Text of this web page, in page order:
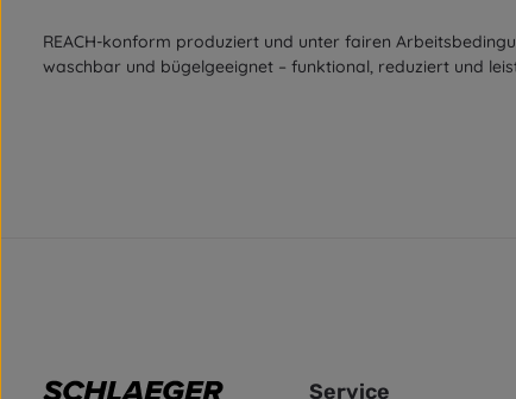
REACH-konform produziert und unter fairen
waschbar und bügelgeeignet – funktional, reduziert und
Service